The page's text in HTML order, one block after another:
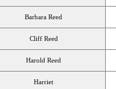
Barbara Reed
Cliff Reed
Harold Reed
Harriet